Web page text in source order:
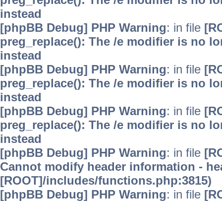
instead
[phpBB Debug] PHP Warning: in file
preg_replace(): The /e modifier is no
instead
[phpBB Debug] PHP Warning: in file
preg_replace(): The /e modifier is no
instead
[phpBB Debug] PHP Warning: in file
preg_replace(): The /e modifier is no
instead
[phpBB Debug] PHP Warning: in file
Cannot modify header information -
[ROOT]/includes/functions.php:3815)
[phpBB Debug] PHP Warning: in file